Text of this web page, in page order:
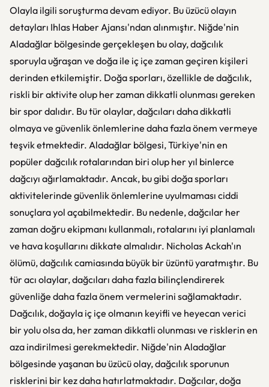
Olayla ilgili soruşturma devam ediyor. Bu üzücü olayın
detayları Ihlas Haber Ajansı'ndan alınmıştır. Niğde'nin
Aladağlar bölgesinde gerçekleşen bu olay, dağcılık
sporuyla uğraşan ve doğa ile iç içe zaman geçiren kişileri
derinden etkilemiştir. Doğa sporları, özellikle de dağcılık,
riskli bir aktivite olup her zaman dikkatli olunması gereken
bir spor dalıdır. Bu tür olaylar, dağcıları daha dikkatli
olmaya ve güvenlik önlemlerine daha fazla önem vermeye
teşvik etmektedir. Aladağlar bölgesi, Türkiye'nin en
popüler dağcılık rotalarından biri olup her yıl binlerce
dağcıyı ağırlamaktadır. Ancak, bu gibi doğa sporları
aktivitelerinde güvenlik önlemlerine uyulmaması ciddi
sonuçlara yol açabilmektedir. Bu nedenle, dağcılar her
zaman doğru ekipmanı kullanmalı, rotalarını iyi planlamalı
ve hava koşullarını dikkate almalıdır. Nicholas Ackah'ın
ölümü, dağcılık camiasında büyük bir üzüntü yaratmıştır. Bu
tür acı olaylar, dağcıları daha fazla bilinçlendirerek
güvenliğe daha fazla önem vermelerini sağlamaktadır.
Dağcılık, doğayla iç içe olmanın keyifli ve heyecan verici
bir yolu olsa da, her zaman dikkatli olunması ve risklerin en
aza indirilmesi gerekmektedir. Niğde'nin Aladağlar
bölgesinde yaşanan bu üzücü olay, dağcılık sporunun
risklerini bir kez daha hatırlatmaktadır. Dağcılar, doğa